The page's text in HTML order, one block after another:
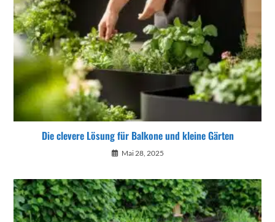
Die clevere Lösung für Balkone und kleine Gärten
Mai 28, 2025